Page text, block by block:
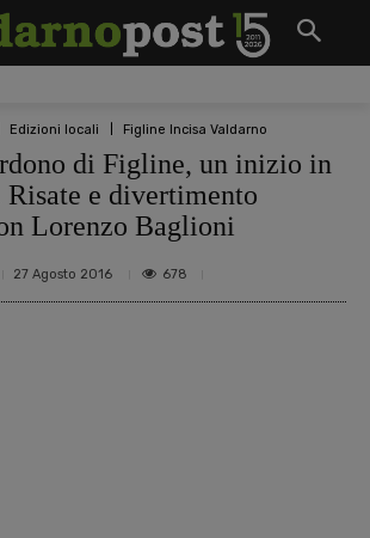
Edizioni locali Figline Incisa Valdarno
di Figline, un inizio in
Risate e divertimento
Lorenzo Baglioni
27 Agosto 2016 678